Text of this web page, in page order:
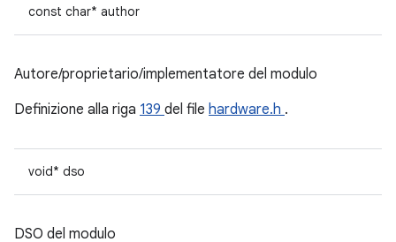
const char* author
Autore/proprietario/implementatore del modulo
Definizione alla riga 139 del file hardware.h .
void* dso
DSO del modulo